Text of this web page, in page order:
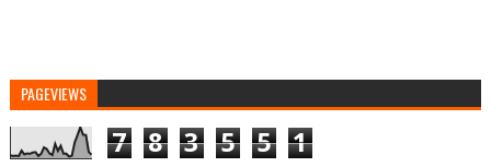
PAGEVIEWS
7 8 3 5 5 1